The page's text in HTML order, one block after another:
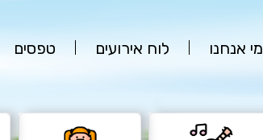
מי אנחנו לוח אירועים טפסים